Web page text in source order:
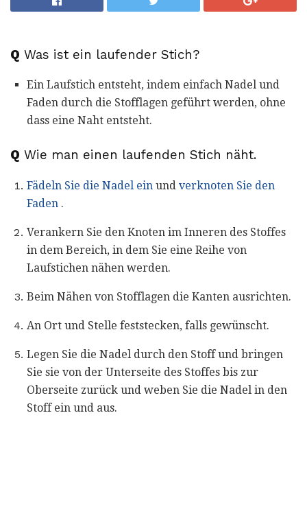
Q Was ist ein laufender Stich?
Ein Laufstich entsteht, indem einfach Nadel und
Faden durch die Stofflagen geführt werden, ohne
dass eine Naht entsteht.
Q Wie man einen laufenden Stich näht.
Fädeln Sie die Nadel ein und verknoten Sie den
Faden .
Verankern Sie den Knoten im Inneren des Stoffes
in dem Bereich, in dem Sie eine Reihe von
Laufstichen nähen werden.
Beim Nähen von Stofflagen die Kanten ausrichten.
An Ort und Stelle feststecken, falls gewünscht.
Legen Sie die Nadel durch den Stoff und bringen
Sie sie von der Unterseite des Stoffes bis zur
Oberseite zurück und weben Sie die Nadel in den
Stoff ein und aus.